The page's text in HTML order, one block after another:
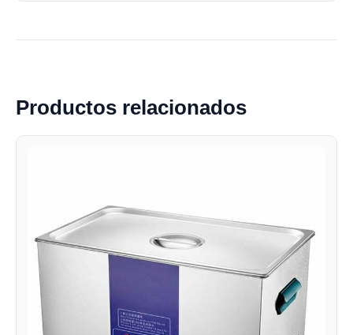
Productos relacionados